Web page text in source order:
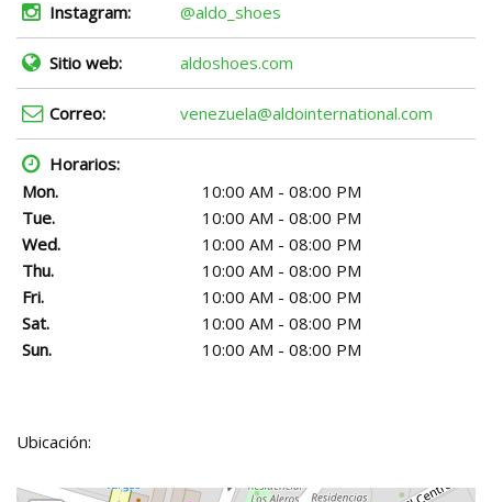
Instagram: @aldo_shoes
Sitio web: aldoshoes.com
Correo: venezuela@aldointernational.com
Horarios:
Mon.
10:00 AM - 08:00 PM
Tue.
10:00 AM - 08:00 PM
Wed.
10:00 AM - 08:00 PM
Thu.
10:00 AM - 08:00 PM
Fri.
10:00 AM - 08:00 PM
Sat.
10:00 AM - 08:00 PM
Sun.
10:00 AM - 08:00 PM
Ubicación: